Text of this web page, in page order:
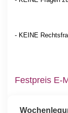
- KEINE
Festpreis E-